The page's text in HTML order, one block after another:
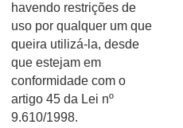
havendo restrições de
uso por qualquer um que
queira utilizá-la, desde
que estejam em
conformidade com o
artigo 45 da Lei nº
9.610/1998.